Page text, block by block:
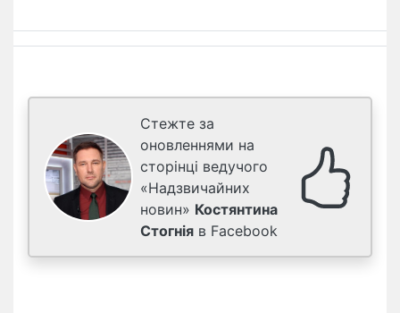
Стежте за
оновленнями на
сторінці ведучого
«Надзвичайних
новин» Костянтина
Стогнія в Facebook